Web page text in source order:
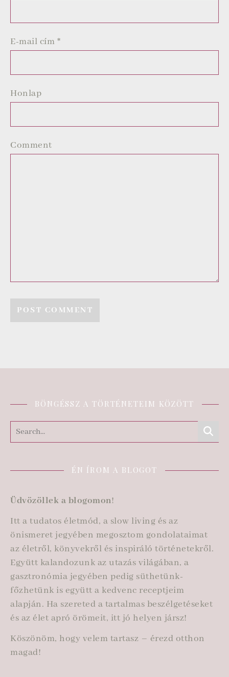
E-mail cím *
Honlap
Comment
BÖNGÉSSZ A TÖRTÉNETEIM KÖZÖTT
ÉN ÍROM A BLOGOT
Üdvözöllek a blogomon!
Itt a tudatos életmód, a slow living és az
önismeret jegyében megosztom gondolataimat
az életről, könyvekről és inspiráló történetekről.
Együtt kalandozunk az utazás világában, a
gasztronómia jegyében pedig süthetünk-
főzhetünk is együtt a kedvenc receptjeim
alapján. Ha szereted a tartalmas beszélgetéseket
és az élet apró örömeit, itt jó helyen jársz!
Köszönöm, hogy velem tartasz – érezd otthon
magad!